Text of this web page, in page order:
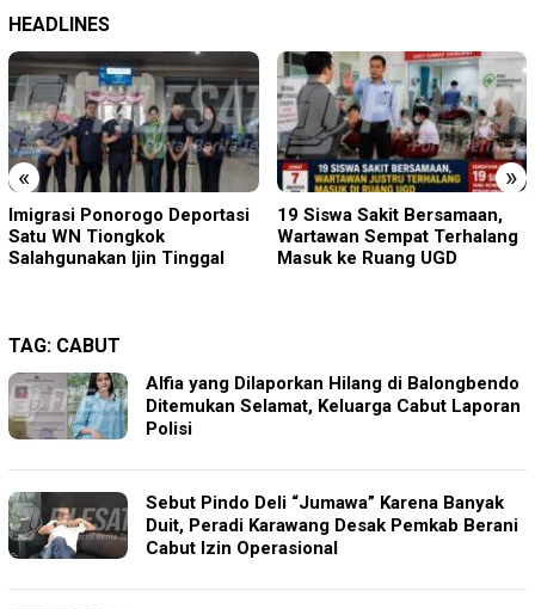
HEADLINES
« »
Imigrasi Ponorogo Deportasi
Satu WN Tiongkok
Salahgunakan Ijin Tinggal
19 Siswa Sakit Bersamaan,
Wartawan Sempat Terhalang
Masuk ke Ruang UGD
TAG: CABUT
Alfia yang Dilaporkan Hilang di Balongbendo
Ditemukan Selamat, Keluarga Cabut Laporan
Polisi
Sebut Pindo Deli “Jumawa” Karena Banyak
Duit, Peradi Karawang Desak Pemkab Berani
Cabut Izin Operasional